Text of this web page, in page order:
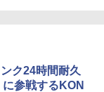
ク24時間耐久
参戦するKON